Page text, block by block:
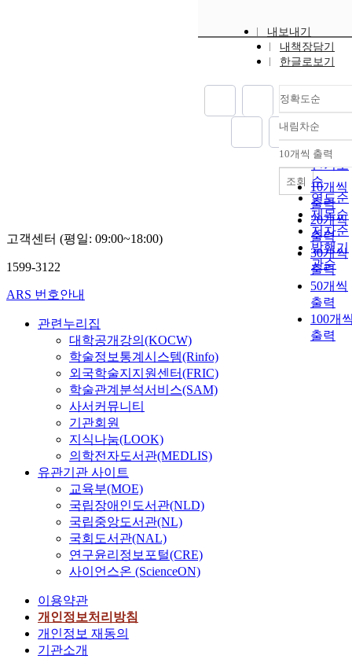
내보내기
내책장담기
한글로보기
정확도순
정확도
순
인기도
순
연도순
제목순
저자순
발행기
관순
내림차순
내림차
10개씩 출력
10개씩
출력
20개씩
출력
30개씩
출력
50개씩
출력
100개
출력
조회
고객센터 (평일: 09:00~18:00)
1599-3122
ARS 번호안내
관련누리집
대학공개강의(KOCW)
학술정보통계시스템(Rinfo)
외국학술지지원센터(FRIC)
학술관계분석서비스(SAM)
사서커뮤니티
기관회원
지식나눔(LOOK)
의학전자도서관(MEDLIS)
유관기관 사이트
교육부(MOE)
국립장애인도서관(NLD)
국립중앙도서관(NL)
국회도서관(NAL)
연구윤리정보포털(CRE)
사이언스온 (ScienceON)
이용약관
개인정보처리방침
개인정보 재동의
기관소개